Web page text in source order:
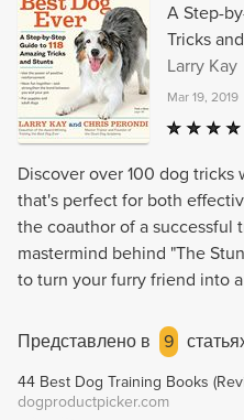
A Step-
Tricks
Larry Kay
Mar 19, 2019
Discover over 100 dog
that's perfect for both
the coauthor of a successful
mastermind behind "The
to turn your furry friend into
Представлено в 9
dogproductpicker.com